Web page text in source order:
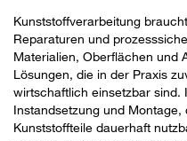
Kunststoffverarbeitung
Reparaturen und
Materialien, Oberflächen und
Lösungen, die in der Praxis
wirtschaftlich einsetzbar sind.
Instandsetzung und Montage,
Kunststoffteile dauerhaft